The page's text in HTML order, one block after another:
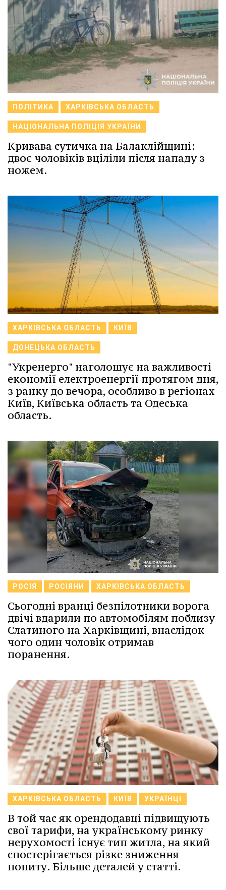
ПОЛІТИКА ХАРКІВСЬКА ОБЛАСТЬ
НАЦІОНАЛЬНА ПОЛІЦІЯ УКРАЇНИ
Кривава сутичка на Балаклійщині:
двоє чоловіків вціліли після нападу з
ножем.
ХАРКІВСЬКА ОБЛАСТЬ КИЇВ
ДОНЕЦЬКА ОБЛАСТЬ
"Укренерго" наголошує на важливості
економії електроенергії протягом дня,
з ранку до вечора, особливо в регіонах
Київ, Київська область та Одеська
область.
РОСІЯ РОСІЯНИ ХАРКІВСЬКА ОБЛАСТЬ
Сьогодні вранці безпілотники ворога
двічі вдарили по автомобілям поблизу
Слатиного на Харківщині, внаслідок
чого один чоловік отримав
поранення.
ХАРКІВСЬКА ОБЛАСТЬ КИЇВ УКРАЇНЦІ
В той час як орендодавці підвищують
свої тарифи, на українському ринку
нерухомості існує тип житла, на який
спостерігається різке зниження
попиту. Більше деталей у статті.